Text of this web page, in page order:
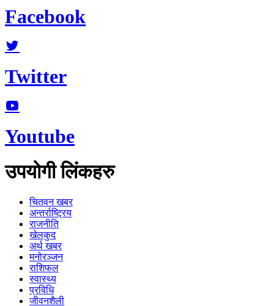
Facebook
Twitter
Youtube
उपयोगी लिंकहरु
चितवन खबर
अन्तर्राष्ट्रिय
राजनीति
खेलकुद
अर्थ खबर
मनोरञ्जन
राशिफल
स्वास्थ्य
प्रविधि
जीवनशैली